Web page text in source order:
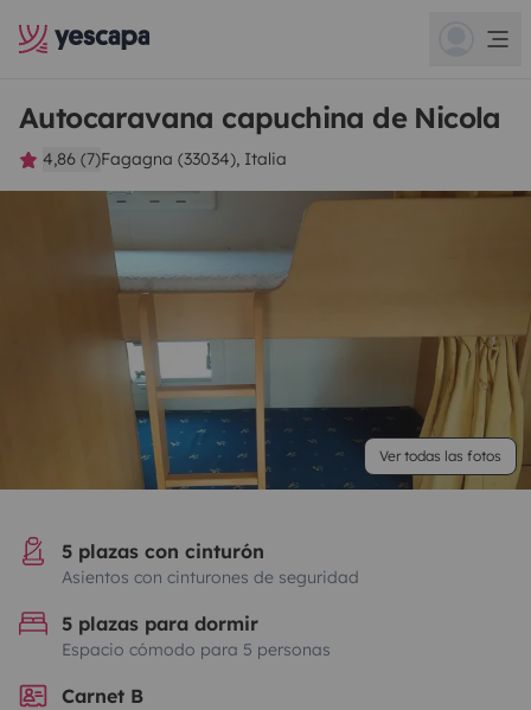
Autocaravana capuchina de Nicola
4,86 (7)Fagagna (33034), Italia
Ver todas las fotos
5 plazas con cinturón
Asientos con cinturones de seguridad
5 plazas para dormir
Espacio cómodo para 5 personas
Carnet B